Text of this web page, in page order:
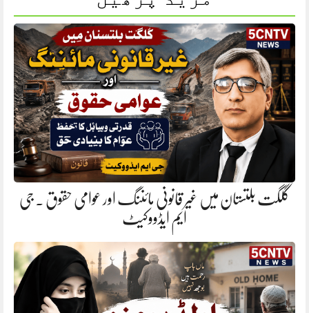
گلگت بلتستان میں غیر قانونی مائننگ اور عوامی حقوق . جی
ایم ایڈووکیٹ